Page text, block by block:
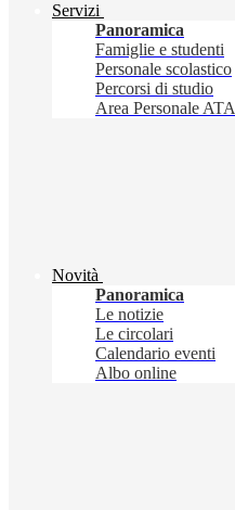
Servizi
Panoramica
Famiglie e studenti
Personale scolastico
Percorsi di studio
Area Personale ATA
Novità
Panoramica
Le notizie
Le circolari
Calendario eventi
Albo online